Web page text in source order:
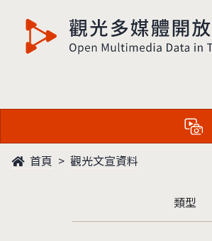
觀光多媒體開放資料
首頁 觀光文宣資料
類型